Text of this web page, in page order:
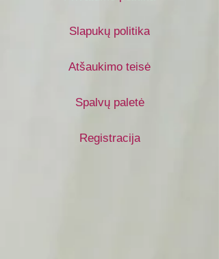
Slapukų politika
Atšaukimo teisė
Spalvų paletė
Registracija